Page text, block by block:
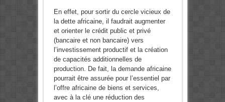
En effet, pour sortir du cercle vicieux de
la dette africaine, il faudrait augmenter
et orienter le crédit public et privé
(bancaire et non bancaire) vers
l’investissement productif et la création
de capacités additionnelles de
production. De fait, la demande africaine
pourrait être assurée pour l’essentiel par
l’offre africaine de biens et services,
avec à la clé une réduction des